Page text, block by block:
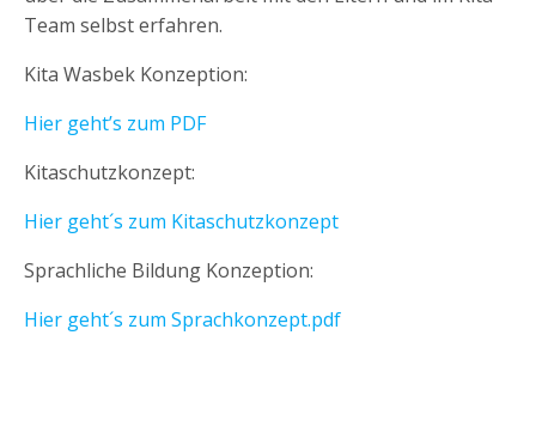
Team selbst erfahren.
Kita Wasbek Konzeption:
Hier geht’s zum PDF
Kitaschutzkonzept:
Hier geht´s zum Kitaschutzkonzept
Sprachliche Bildung Konzeption:
Hier geht´s zum Sprachkonzept.pdf